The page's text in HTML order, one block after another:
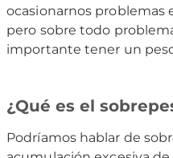
ocasionarnos problemas
pero sobre todo
importante tener un
¿Qué es el
Podríamos hablar de